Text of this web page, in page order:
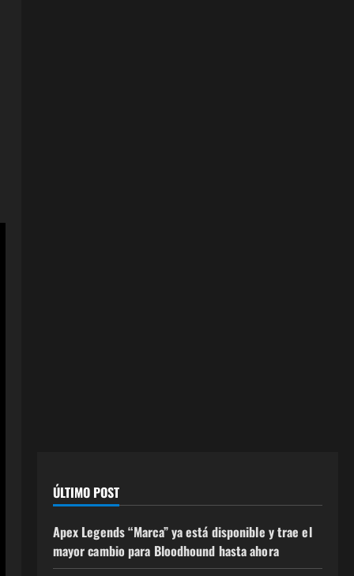
ÚLTIMO POST
Apex Legends “Marca” ya está disponible y trae el
mayor cambio para Bloodhound hasta ahora